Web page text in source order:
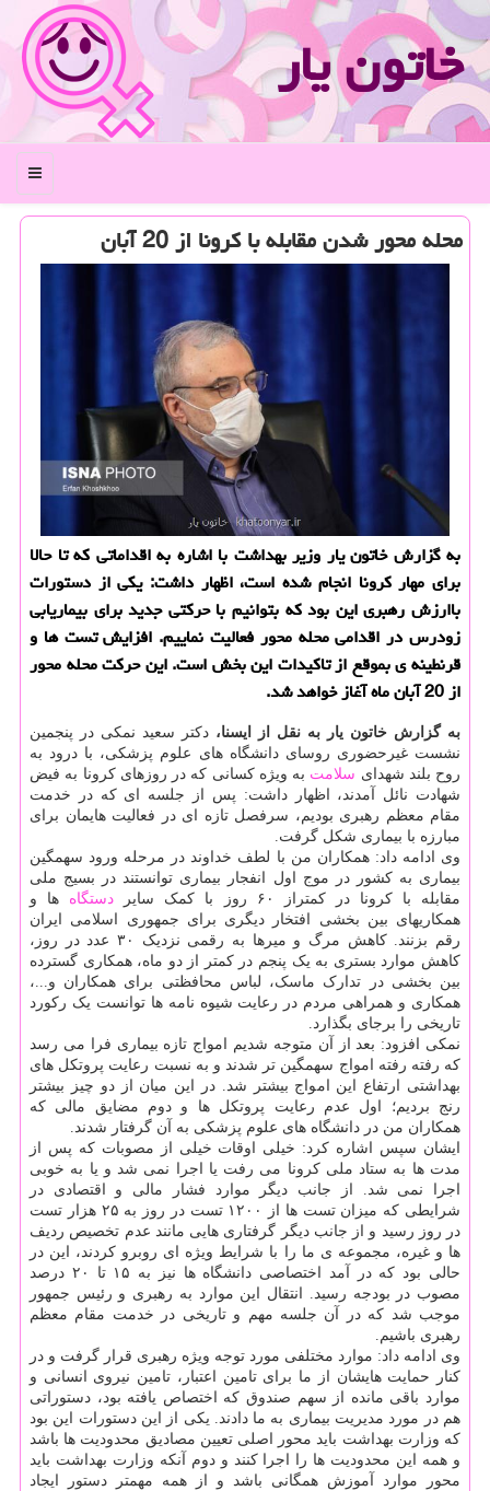
خاتون یار
منو
محله محور شدن مقابله با كرونا از 20 آبان
به گزارش خاتون یار وزیر بهداشت با اشاره به اقداماتی كه تا حالا
برای مهار كرونا انجام شده است، اظهار داشت: یكی از دستورات
باارزش رهبری این بود كه بتوانیم با حركتی جدید برای بیماریابی
زودرس در اقدامی محله محور فعالیت نماییم. افزایش تست ها و
قرنطینه ی بموقع از تاكیدات این بخش است. این حركت محله محور
از 20 آبان ماه آغاز خواهد شد.
به گزارش خاتون یار به نقل از ایسنا، دکتر سعید نمکی در پنجمین
نشست غیرحضوری روسای دانشگاه های علوم پزشکی، با درود به
روح بلند شهدای سلامت به ویژه کسانی که در روزهای کرونا به فیض
شهادت نائل آمدند، اظهار داشت: پس از جلسه ای که در خدمت
مقام معظم رهبری بودیم، سرفصل تازه ای در فعالیت هایمان برای
مبارزه با بیماری شکل گرفت.
وی ادامه داد: همکاران من با لطف خداوند در مرحله ورود سهمگین
بیماری به کشور در موج اول انفجار بیماری توانستند در بسیج ملی
مقابله با کرونا در کمتراز ۶۰ روز با کمک سایر
دستگاه ها و
همکاریهای بین بخشی افتخار دیگری برای جمهوری اسلامی ایران
رقم بزنند. کاهش مرگ و میرها به رقمی نزدیک ۳۰ عدد در روز،
کاهش موارد بستری به یک پنجم در کمتر از دو ماه، همکاری گسترده
بین بخشی در تدارک ماسک، لباس محافظتی برای همکاران و...،
همکاری و همراهی مردم در رعایت شیوه نامه ها توانست یک رکورد
تاریخی را برجای بگذارد.
نمکی افزود: بعد از آن متوجه شدیم امواج تازه بیماری فرا می رسد
که رفته رفته امواج سهمگین تر شدند و به نسبت رعایت پروتکل های
بهداشتی ارتفاع این امواج بیشتر شد. در این میان از دو چیز بیشتر
رنج بردیم؛ اول عدم رعایت پروتکل ها و دوم مضایق مالی که
همکاران من در دانشگاه های علوم پزشکی به آن گرفتار شدند.
ایشان سپس اشاره کرد: خیلی اوقات خیلی از مصوبات که پس از
مدت ها به ستاد ملی کرونا می رفت یا اجرا نمی شد و یا به خوبی
اجرا نمی شد. از جانب دیگر موارد فشار مالی و اقتصادی در
شرایطی که میزان تست ها از ۱۲۰۰ تست در روز به ۲۵ هزار تست
در روز رسید و از جانب دیگر گرفتاری هایی مانند عدم تخصیص ردیف
ها و غیره، مجموعه ی ما را با شرایط ویژه ای روبرو کردند، این در
حالی بود که در آمد اختصاصی دانشگاه ها نیز به ۱۵ تا ۲۰ درصد
مصوب در بودجه رسید. انتقال این موارد به رهبری و رئیس جمهور
موجب شد که در آن جلسه مهم و تاریخی در خدمت مقام معظم
رهبری باشیم.
وی ادامه داد: موارد مختلفی مورد توجه ویژه رهبری قرار گرفت و در
کنار حمایت هایشان از ما برای تامین اعتبار، تامین نیروی انسانی و
موارد باقی مانده از سهم صندوق که اختصاص یافته بود، دستوراتی
هم در مورد مدیریت بیماری به ما دادند. یکی از این دستورات این بود
که وزارت بهداشت باید محور اصلی تعیین مصادیق محدودیت ها باشد
و همه این محدودیت ها را اجرا کنند و دوم آنکه وزارت بهداشت باید
محور موارد آموزش همگانی باشد و از همه مهمتر دستور ایجاد